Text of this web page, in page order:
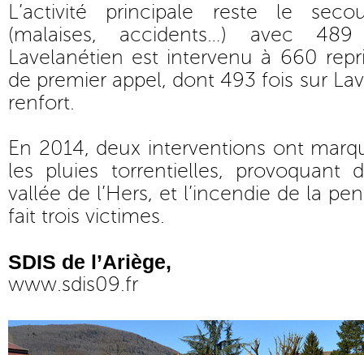
L’activité principale reste le
(malaises, accidents…) avec
Lavelanétien est intervenu à 660
de premier appel, dont 493 fois sur
renfort.
En 2014, deux interventions ont
les pluies torrentielles, provoquant
vallée de l’Hers, et l’incendie de la
fait trois victimes.
SDIS de l’Ariège,
www.sdis09.fr